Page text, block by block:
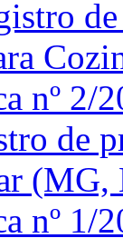
nº 2/
de
(MG,
nº 1/